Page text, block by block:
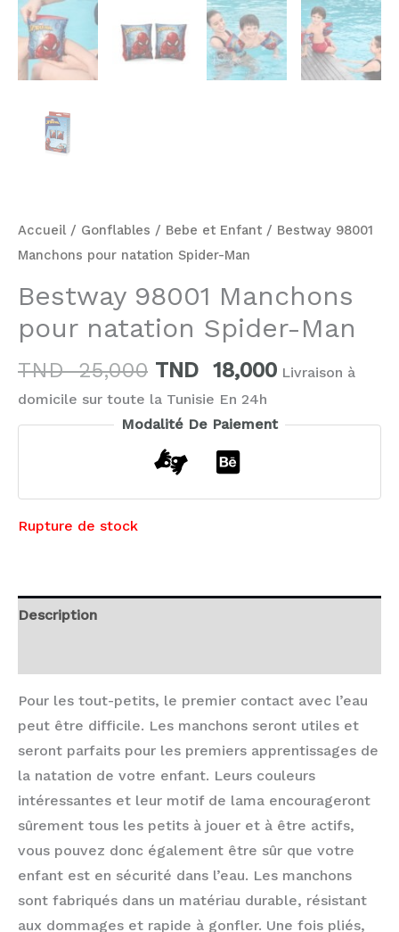
Accueil / Gonflables / Bebe et Enfant / Bestway 98001
Manchons pour natation Spider-Man
Bestway 98001 Manchons
pour natation Spider-Man
TND25,000 TND 18,000 Livraison à
domicile sur toute la Tunisie En 24h
Modalité De Paiement
Rupture de stock
Description
Pour les tout-petits, le premier contact avec l’eau
peut être difficile. Les manchons seront utiles et
seront parfaits pour les premiers apprentissages de
la natation de votre enfant. Leurs couleurs
intéressantes et leur motif de lama encourageront
sûrement tous les petits à jouer et à être actifs,
vous pouvez donc également être sûr que votre
enfant est en sécurité dans l’eau. Les manchons
sont fabriqués dans un matériau durable, résistant
aux dommages et rapide à gonfler. Une fois pliés,